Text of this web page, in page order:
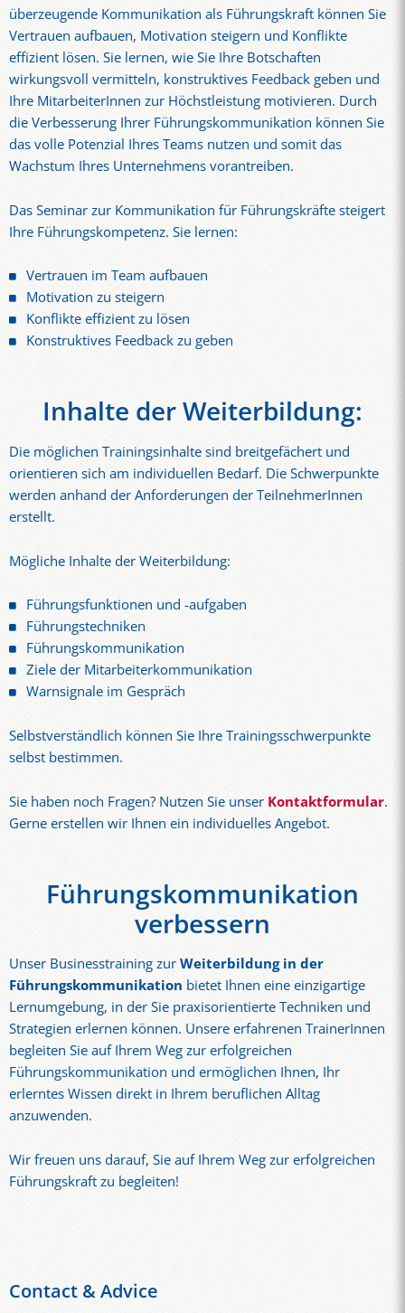
überzeugende Kommunikation als Führungskraft können Sie
Vertrauen aufbauen, Motivation steigern und Konflikte
effizient lösen. Sie lernen, wie Sie Ihre Botschaften
wirkungsvoll vermitteln, konstruktives Feedback geben und
Ihre MitarbeiterInnen zur Höchstleistung motivieren. Durch
die Verbesserung Ihrer Führungskommunikation können Sie
das volle Potenzial Ihres Teams nutzen und somit das
Wachstum Ihres Unternehmens vorantreiben.
Das Seminar zur Kommunikation für Führungskräfte steigert
Ihre Führungskompetenz. Sie lernen:
Vertrauen im Team aufbauen
Motivation zu steigern
Konflikte effizient zu lösen
Konstruktives Feedback zu geben
Inhalte der Weiterbildung:
Die möglichen Trainingsinhalte sind breitgefächert und
orientieren sich am individuellen Bedarf. Die Schwerpunkte
werden anhand der Anforderungen der TeilnehmerInnen
erstellt.
Mögliche Inhalte der Weiterbildung:
Führungsfunktionen und -aufgaben
Führungstechniken
Führungskommunikation
Ziele der Mitarbeiterkommunikation
Warnsignale im Gespräch
Selbstverständlich können Sie Ihre Trainingsschwerpunkte
selbst bestimmen.
Sie haben noch Fragen? Nutzen Sie unser Kontaktformular.
Gerne erstellen wir Ihnen ein individuelles Angebot.
Führungskommunikation
verbessern
Unser Businesstraining zurWeiterbildung in der
Führungskommunikation bietet Ihnen eine einzigartige
Lernumgebung, in der Sie praxisorientierte Techniken und
Strategien erlernen können. Unsere erfahrenen TrainerInnen
begleiten Sie auf Ihrem Weg zur erfolgreichen
Führungskommunikation und ermöglichen Ihnen, Ihr
erlerntes Wissen direkt in Ihrem beruflichen Alltag
anzuwenden.
Wir freuen uns darauf, Sie auf Ihrem Weg zur erfolgreichen
Führungskraft zu begleiten!
Contact & Advice